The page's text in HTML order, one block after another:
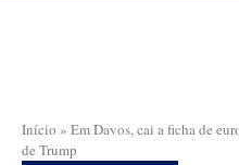
Início » Em Davos, cai a ficha de
de Trump